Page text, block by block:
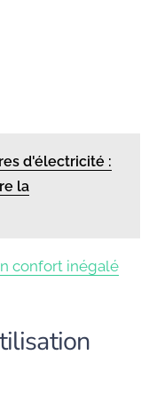
d'électricité :
la
confort inégalé